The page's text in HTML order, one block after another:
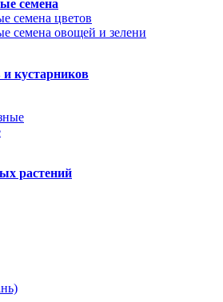
семена
семена цветов
семена овощей и зелени
и кустарников
растений